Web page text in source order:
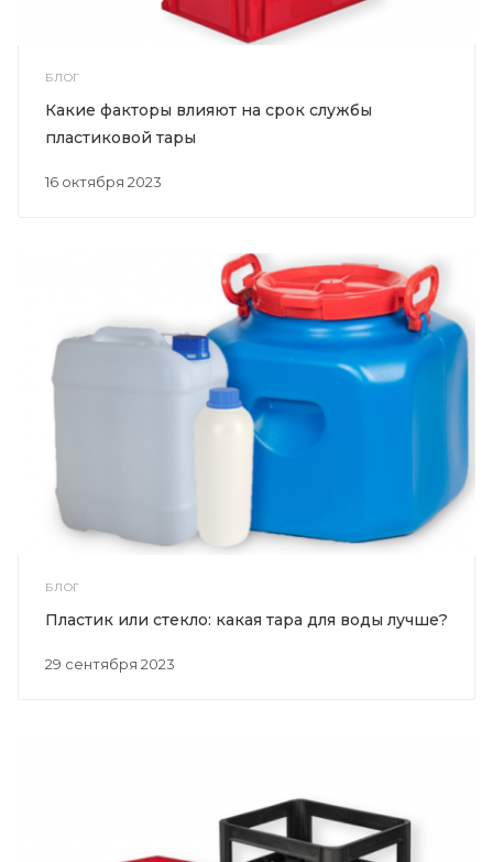
БЛОГ
16 октября 2023
Какие факторы влияют на срок службы
пластиковой тары
БЛОГ
29 сентября 2023
Пластик или стекло: какая тара для воды лучше?